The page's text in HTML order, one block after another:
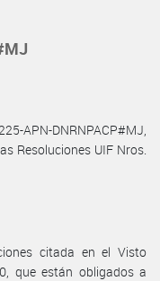
APN-DNRNPACP#MJ,
Resoluciones UIF Nros.
citada en el Visto
que están obligados a